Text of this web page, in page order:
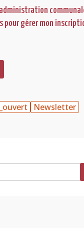
pour gérer mon
Newsletter